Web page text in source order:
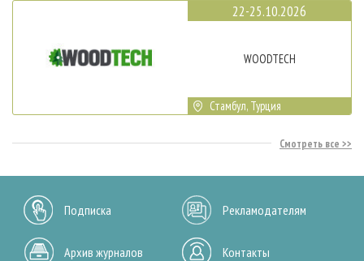
22-25.10.2026
WOODTECH
Стамбул, Турция
Смотреть все
Подписка Рекламодателям
Архив журналов Контакты